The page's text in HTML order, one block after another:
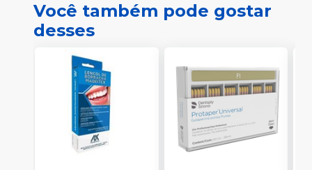
Você também pode gostar
desses